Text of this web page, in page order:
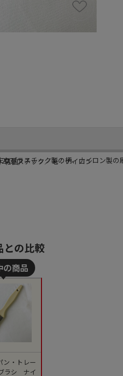
なプラスチック製の柄、ナイロン製の
プラスチック／毛：ナイロン
1個）
との比較
ン・トレー
ラシ ナイ